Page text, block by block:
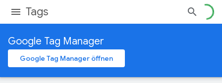
Tags
Google Tag Manager
Google Tag Manager öffnen